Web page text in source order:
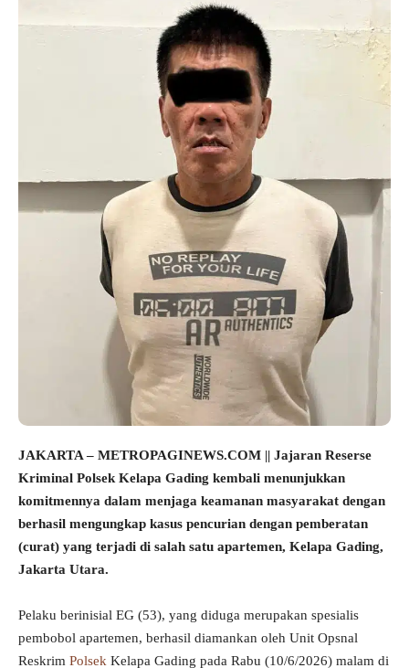
JAKARTA – METROPAGINEWS.COM || Jajaran Reserse
Kriminal Polsek Kelapa Gading kembali menunjukkan
komitmennya dalam menjaga keamanan masyarakat dengan
berhasil mengungkap kasus pencurian dengan pemberatan
(curat) yang terjadi di salah satu apartemen, Kelapa Gading,
Jakarta Utara.
Pelaku berinisial EG (53), yang diduga merupakan spesialis
pembobol apartemen, berhasil diamankan oleh Unit Opsnal
Reskrim Polsek Kelapa Gading pada Rabu (10/6/2026) malam di